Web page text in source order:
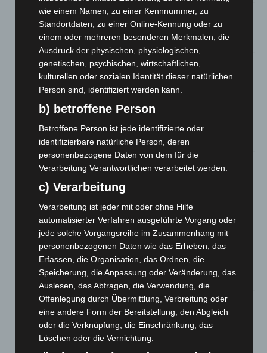
Hannover: Erste Tigermücken-Population in Niedersachsen
entdeckt
7. August 2026
Brand im „Haus der Begegnung“ in Neuwarmbüchen schnell
eingedämmt
6. August 2026
Region Hannover: 21 neue Notfallsanitäter starten beim
Roten Kreuz
5. August 2026
Mann läuft mit Hockeyschläger über A7 – Polizei sucht
5. August 2026
Celle: Mensch stirbt bei Bagger-Unfall auf Baustelle
5. August 2026
Gasleitung bei McDonald’s-Umbau in Langenhagen
beschädigt
5. August 2026
Anklage nach Abschaltung von „Archetyp Market“ erhoben
wie einem Namen, zu einer Kennnummer, zu
Standortdaten, zu einer Online-Kennung oder zu
einem oder mehreren besonderen Merkmalen, die
Ausdruck der physischen, physiologischen,
genetischen, psychischen, wirtschaftlichen,
kulturellen oder sozialen Identität dieser natürlichen
Person sind, identifiziert werden kann.
b) betroffene Person
Betroffene Person ist jede identifizierte oder
identifizierbare natürliche Person, deren
personenbezogene Daten von dem für die
Verarbeitung Verantwortlichen verarbeitet werden.
c) Verarbeitung
Verarbeitung ist jeder mit oder ohne Hilfe
automatisierter Verfahren ausgeführte Vorgang oder
jede solche Vorgangsreihe im Zusammenhang mit
personenbezogenen Daten wie das Erheben, das
Erfassen, die Organisation, das Ordnen, die
Speicherung, die Anpassung oder Veränderung, das
Auslesen, das Abfragen, die Verwendung, die
Offenlegung durch Übermittlung, Verbreitung oder
eine andere Form der Bereitstellung, den Abgleich
oder die Verknüpfung, die Einschränkung, das
Löschen oder die Vernichtung.